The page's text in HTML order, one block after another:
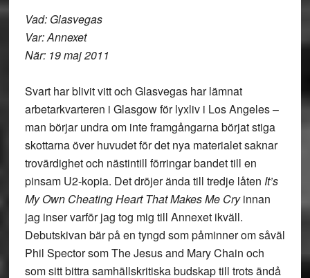
Vad: Glasvegas
Var: Annexet
När: 19 maj 2011
Svart har blivit vitt och Glasvegas har lämnat
arbetarkvarteren i Glasgow för lyxliv i Los Angeles –
man börjar undra om inte framgångarna börjat stiga
skottarna över huvudet för det nya materialet saknar
trovärdighet och nästintill förringar bandet till en
pinsam U2-kopia. Det dröjer ända till tredje låten It’s
My Own Cheating Heart That Makes Me Cryinnan
jag inser varför jag tog mig till Annexet ikväll.
Debutskivan bär på en tyngd som påminner om såväl
Phil Spector som The Jesus and Mary Chain och
som sitt bittra samhällskritiska budskap till trots ändå